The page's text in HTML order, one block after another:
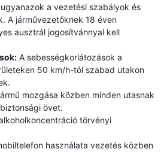
a vezetési szabályok és
A járművezetőknek 18 éven
ausztrál jogosítvánnyal kell
A sebességkorlátozások a
50 km/h-tól szabad utakon
mozgása közben minden utasnak
övet.
törvényi
használata vezetés közben